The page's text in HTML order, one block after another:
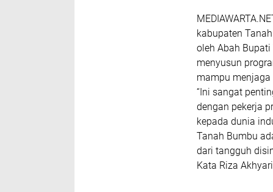
kabupaten
oleh Abah
menyusun
mampu
“Ini sangat
dengan pekerja
kepada dunia
Tanah Bumbu
dari tangguh
Kata Riza